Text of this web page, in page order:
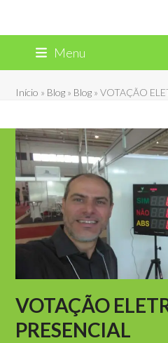
Menu
Início » Blog » Blog »VOTAÇÃO
VOTAÇÃO
PRESENCIAL